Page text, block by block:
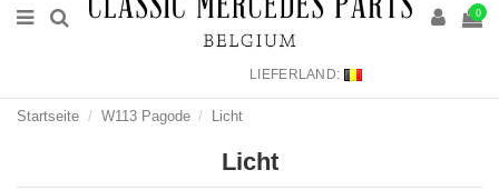
0
LIEFERLAND:
Startseite W113 Pagode Licht
Licht